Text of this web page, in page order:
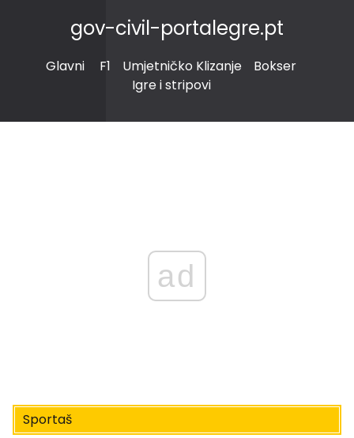
gov-civil-portalegre.pt
Glavni F1 Umjetničko Klizanje
Bokser
Igre i stripovi
ad
Sportaš